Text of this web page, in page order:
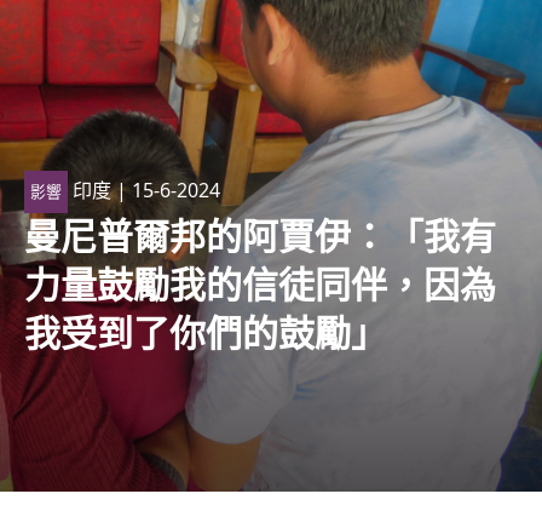
影響 印度| 15-6-2024
曼尼普爾邦的阿賈伊：「我有
力量鼓勵我的信徒同伴，因為
我受到了你們的鼓勵」